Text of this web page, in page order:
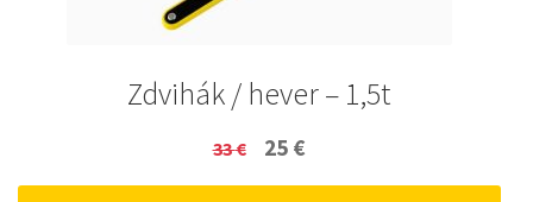
Zdvihák / hever – 1,5t
33€
Original
price
25 €
price